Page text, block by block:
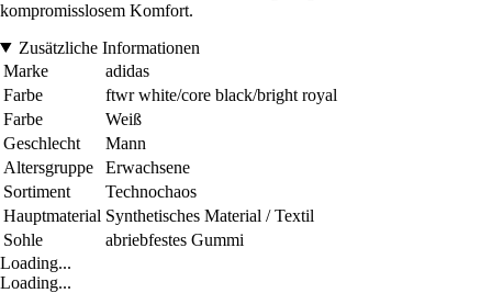
kompromisslosem Komfort.
Zusätzliche Informationen
Marke
adidas
Farbe
ftwr white/core black/bright royal
Farbe
Weiß
Geschlecht
Mann
Altersgruppe
Erwachsene
Sortiment
Technochaos
Hauptmaterial Synthetisches Material / Textil
Sohle
abriebfestes Gummi
Loading...
Loading...